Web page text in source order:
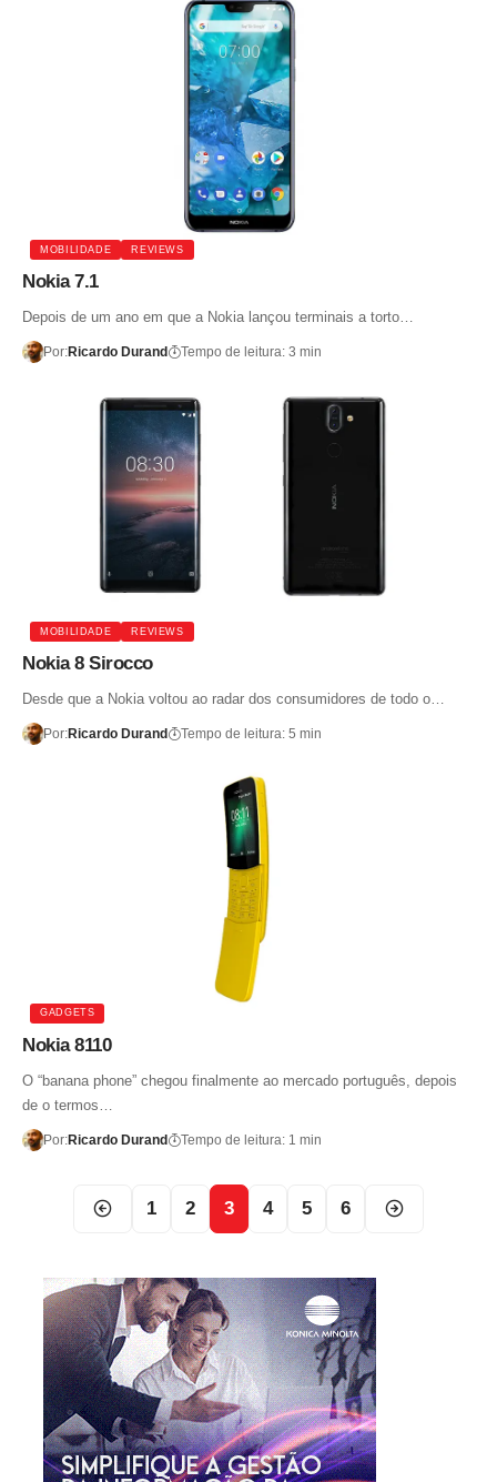
MOBILIDADE REVIEWS
Nokia 7.1
Depois de um ano em que a Nokia lançou terminais a torto…
Por:Ricardo Durand Tempo de leitura: 3 min
MOBILIDADE REVIEWS
Nokia 8 Sirocco
Desde que a Nokia voltou ao radar dos consumidores de todo o…
Por:Ricardo Durand Tempo de leitura: 5 min
GADGETS
Nokia 8110
O “banana phone” chegou finalmente ao mercado português, depois
de o termos…
Por:Ricardo Durand Tempo de leitura: 1 min
1 2 3 4 5 6